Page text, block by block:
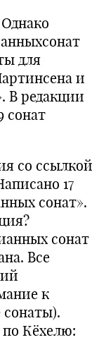
для
и
В редакции
сонат
со ссылкой
17
сонат».
сонат
Все
к
сонаты).
Кёхелю: